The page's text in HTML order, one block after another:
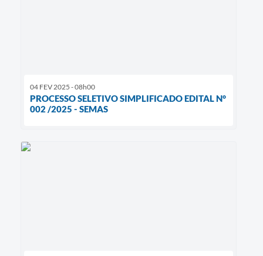
04 FEV 2025 - 08h00
PROCESSO SELETIVO SIMPLIFICADO EDITAL N°
002 /2025 - SEMAS